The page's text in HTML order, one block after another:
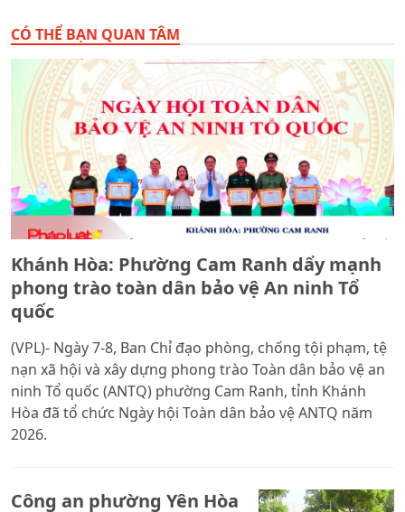
CÓ THỂ BẠN QUAN TÂM
Khánh Hòa: Phường Cam Ranh dẩy mạnh
phong trào toàn dân bảo vệ An ninh Tổ
quốc
(VPL)- Ngày 7-8, Ban Chỉ đạo phòng, chống tội phạm, tệ
nạn xã hội và xây dựng phong trào Toàn dân bảo vệ an
ninh Tổ quốc (ANTQ) phường Cam Ranh, tỉnh Khánh
Hòa đã tổ chức Ngày hội Toàn dân bảo vệ ANTQ năm
2026.
Công an phường Yên Hòa